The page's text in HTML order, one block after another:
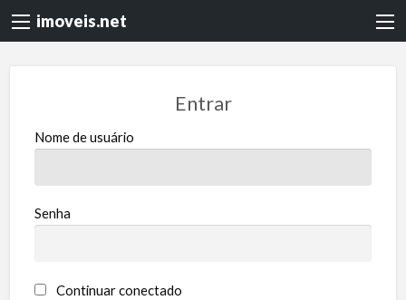
imoveis.net
Entrar
Nome de usuário
Senha
Continuar conectado